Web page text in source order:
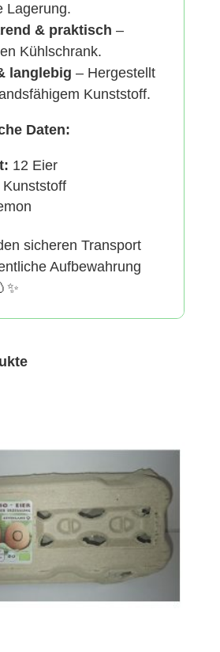
Lagerung.
& praktisch –
Kühlschrank.
langlebig – Hergestellt
Kunststoff.
Daten:
12 Eier
Kunststoff
sicheren Transport
Aufbewahrung